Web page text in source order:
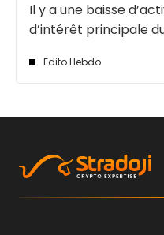
Il y a une baisse
d’intérêt principale
Edito Hebdo